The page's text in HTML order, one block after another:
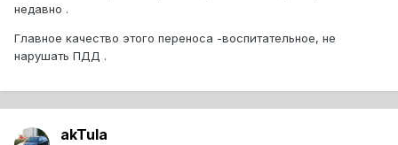
недавно .
Главное качество этого переноса -воспитательное, не
нарушать ПДД .
akTula